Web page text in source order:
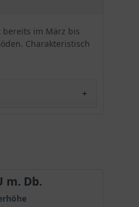
im Garten,
weiß-rosa
Sofern ein sonniger
von Schmetterlingen,
bereits im März bis
Charakteristisch
m. Db.